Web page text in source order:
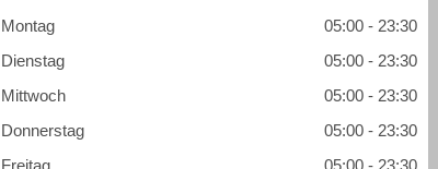
Montag
05:00 - 23:30
Dienstag
05:00 - 23:30
Mittwoch
05:00 - 23:30
Donnerstag
05:00 - 23:30
Freitag
05:00 - 23:30